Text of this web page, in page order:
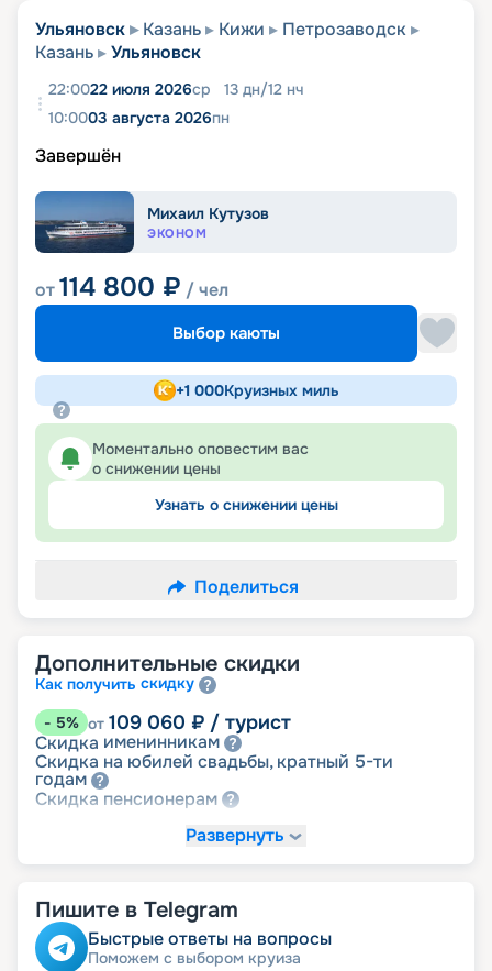
Ульяновск Казань Кижи
Петрозаводск
Казань
Ульяновск
22:0022 июля 2026ср 13 дн/12 нч
10:0003 августа 2026пн
Завершён
Михаил Кутузов
ЭКОНОМ
от114 800 ₽ / чел
Выбор каюты
+1 000Круизных миль
Моментально оповестим вас
о снижении цены
Узнать о снижении цены
Поделиться
Дополнительные скидки
Как получить скидку
- 5% от 109 060 ₽ / турист
Скидка именинникам
Скидка на юбилей свадьбы, кратный 5-ти
годам
Скидка пенсионерам
Развернуть
Пишите в Telegram
Быстрые ответы на вопросы
Поможем с выбором круиза